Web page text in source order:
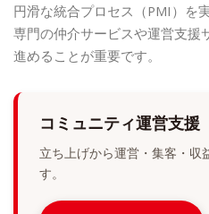
円滑な統合プロセス（PMI）を
専門の仲介サービスや運営支援
進めることが重要です。
コミュニティ運営支援
立ち上げから運営・集客・収
す。